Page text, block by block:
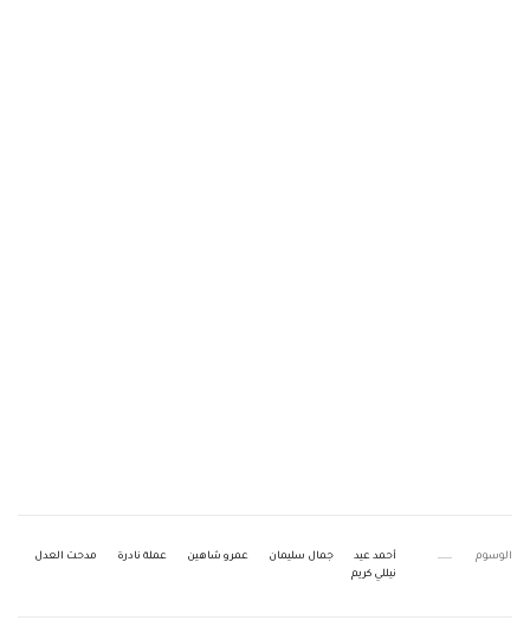
الوسوم أحمد عيد جمال سليمان عمرو شاهين عملة نادرة
مدحت العدل
نيللي كريم